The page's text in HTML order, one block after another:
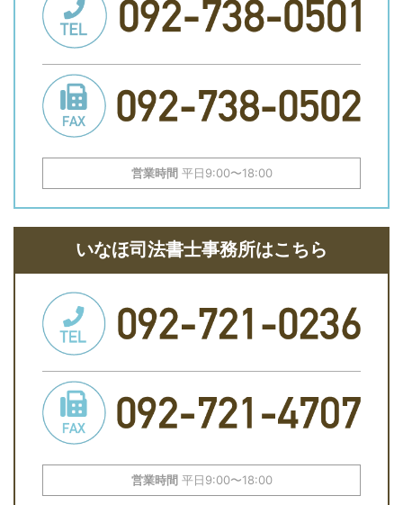
営業時間 平日9:00〜18:00
いなほ司法書士事務所はこちら
営業時間 平日9:00〜18:00